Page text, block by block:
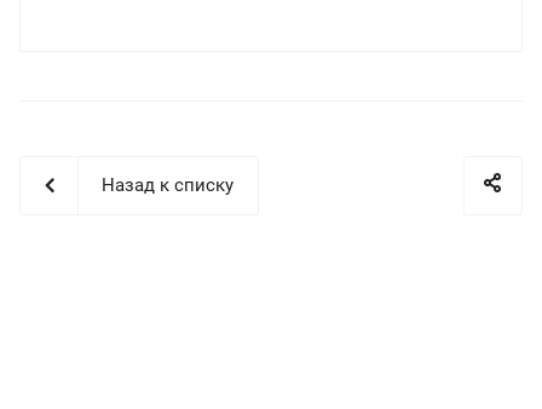
Назад к списку